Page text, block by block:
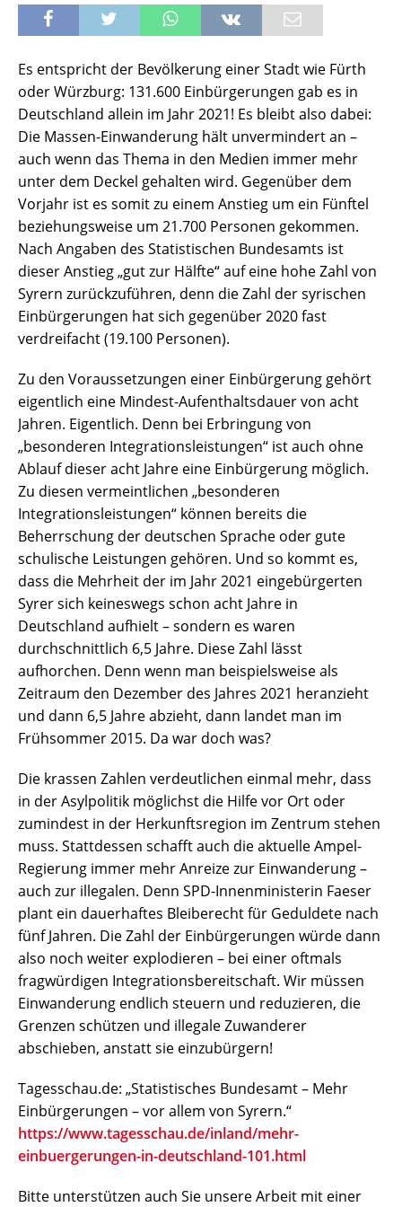
Es entspricht der Bevölkerung einer Stadt wie Fürth
oder Würzburg: 131.600 Einbürgerungen gab es in
Deutschland allein im Jahr 2021! Es bleibt also dabei:
Die Massen-Einwanderung hält unvermindert an –
auch wenn das Thema in den Medien immer mehr
unter dem Deckel gehalten wird. Gegenüber dem
Vorjahr ist es somit zu einem Anstieg um ein Fünftel
beziehungsweise um 21.700 Personen gekommen.
Nach Angaben des Statistischen Bundesamts ist
dieser Anstieg „gut zur Hälfte“ auf eine hohe Zahl von
Syrern zurückzuführen, denn die Zahl der syrischen
Einbürgerungen hat sich gegenüber 2020 fast
verdreifacht (19.100 Personen).
Zu den Voraussetzungen einer Einbürgerung gehört
eigentlich eine Mindest-Aufenthaltsdauer von acht
Jahren. Eigentlich. Denn bei Erbringung von
„besonderen Integrationsleistungen“ ist auch ohne
Ablauf dieser acht Jahre eine Einbürgerung möglich.
Zu diesen vermeintlichen „besonderen
Integrationsleistungen“ können bereits die
Beherrschung der deutschen Sprache oder gute
schulische Leistungen gehören. Und so kommt es,
dass die Mehrheit der im Jahr 2021 eingebürgerten
Syrer sich keineswegs schon acht Jahre in
Deutschland aufhielt – sondern es waren
durchschnittlich 6,5 Jahre. Diese Zahl lässt
aufhorchen. Denn wenn man beispielsweise als
Zeitraum den Dezember des Jahres 2021 heranzieht
und dann 6,5 Jahre abzieht, dann landet man im
Frühsommer 2015. Da war doch was?
Die krassen Zahlen verdeutlichen einmal mehr, dass
in der Asylpolitik möglichst die Hilfe vor Ort oder
zumindest in der Herkunftsregion im Zentrum stehen
muss. Stattdessen schafft auch die aktuelle Ampel-
Regierung immer mehr Anreize zur Einwanderung –
auch zur illegalen. Denn SPD-Innenministerin Faeser
plant ein dauerhaftes Bleiberecht für Geduldete nach
fünf Jahren. Die Zahl der Einbürgerungen würde dann
also noch weiter explodieren – bei einer oftmals
fragwürdigen Integrationsbereitschaft. Wir müssen
Einwanderung endlich steuern und reduzieren, die
Grenzen schützen und illegale Zuwanderer
abschieben, anstatt sie einzubürgern!
Tagesschau.de: „Statistisches Bundesamt – Mehr
Einbürgerungen – vor allem von Syrern.“
https://www.tagesschau.de/inland/mehr-
einbuergerungen-in-deutschland-101.html
Bitte unterstützen auch Sie unsere Arbeit mit einer